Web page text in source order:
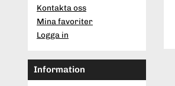
Kontakta oss
Mina favoriter
Logga in
Information